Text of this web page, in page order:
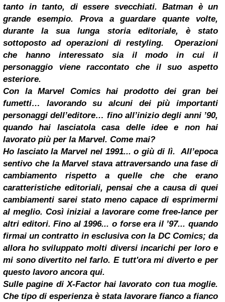
tanto in tanto, di essere svecchiati. Batman è un
grande esempio. Prova a guardare quante volte,
durante la sua lunga storia editoriale, è stato
sottoposto ad operazioni di restyling.
Operazioni
che hanno interessato sia il modo in cui il
personaggio viene raccontato che il suo aspetto
esteriore.
Con la Marvel Comics hai prodotto dei gran bei
fumetti… lavorando su alcuni dei più importanti
personaggi dell’editore… fino all’inizio degli anni ’90,
quando hai lasciatola casa delle idee e non hai
lavorato più per la Marvel. Come mai?
Ho lasciato la Marvel nel 1991... o giù di lì.
All’epoca
sentivo che la Marvel stava attraversando una fase di
cambiamento rispetto a quelle che che erano
caratteristiche editoriali, pensai che a causa di quei
cambiamenti sarei stato meno capace di esprimermi
al meglio. Così iniziai a lavorare come free-lance per
altri editori. Fino al 1996... o forse era il ’97... quando
firmai un contratto in esclusiva con la DC Comics; da
allora ho sviluppato molti diversi incarichi per loro e
mi sono divertito nel farlo. E tutt'ora mi diverto e per
questo lavoro ancora qui.
Sulle pagine di X-Factor hai lavorato con tua moglie.
Che tipo di esperienza è stata lavorare fianco a fianco